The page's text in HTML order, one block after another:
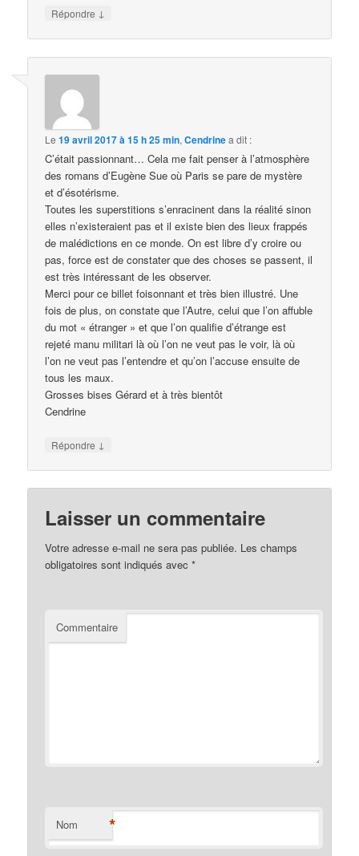
Répondre ↓
Le19 avril 2017 à 15 h 25 min,Cendrinea dit :
C’était passionnant… Cela me fait penser à l’atmosphère
des romans d’Eugène Sue où Paris se pare de mystère
et d’ésotérisme.
Toutes les superstitions s’enracinent dans la réalité sinon
elles n’existeraient pas et il existe bien des lieux frappés
de malédictions en ce monde. On est libre d’y croire ou
pas, force est de constater que des choses se passent, il
est très intéressant de les observer.
Merci pour ce billet foisonnant et très bien illustré. Une
fois de plus, on constate que l’Autre, celui que l’on affuble
du mot « étranger » et que l’on qualifie d’étrange est
rejeté manu militari là où l’on ne veut pas le voir, là où
l’on ne veut pas l’entendre et qu’on l’accuse ensuite de
tous les maux.
Grosses bises Gérard et à très bientôt
Cendrine
Répondre ↓
Laisser un commentaire
Votre adresse e-mail ne sera pas publiée. Les champs
obligatoires sont indiqués avec*
Commentaire
Nom *